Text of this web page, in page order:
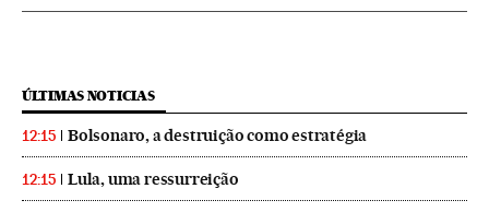
ÚLTIMAS NOTICIAS
12:15 Bolsonaro, a destruição como estratégia
12:15 Lula, uma ressurreição